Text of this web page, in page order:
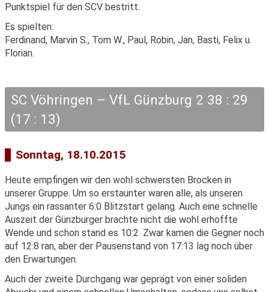
Punktspiel für den SCV bestritt.
Es spielten:
Ferdinand, Marvin S., Tom W., Paul, Robin, Jan, Basti, Felix u.
Florian.
SC Vöhringen – VfL Günzburg 2 38 : 29
(17 : 13)
Sonntag, 18.10.2015
Heute empfingen wir den wohl schwersten Brocken in
unserer Gruppe. Um so erstaunter waren alle, als unseren
Jungs ein rassanter 6:0 Blitzstart gelang. Auch eine schnelle
Auszeit der Günzburger brachte nicht die wohl erhoffte
Wende und schon stand es 10:2. Zwar kamen die Gegner noch
auf 12:8 ran, aber der Pausenstand von 17:13 lag noch über
den Erwartungen.
Auch der zweite Durchgang war geprägt von einer soliden